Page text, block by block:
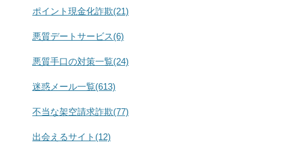
ポイント現金化詐欺(21)
悪質デートサービス(6)
悪質手口の対策一覧(24)
迷惑メール一覧(613)
不当な架空請求詐欺(77)
出会えるサイト(12)